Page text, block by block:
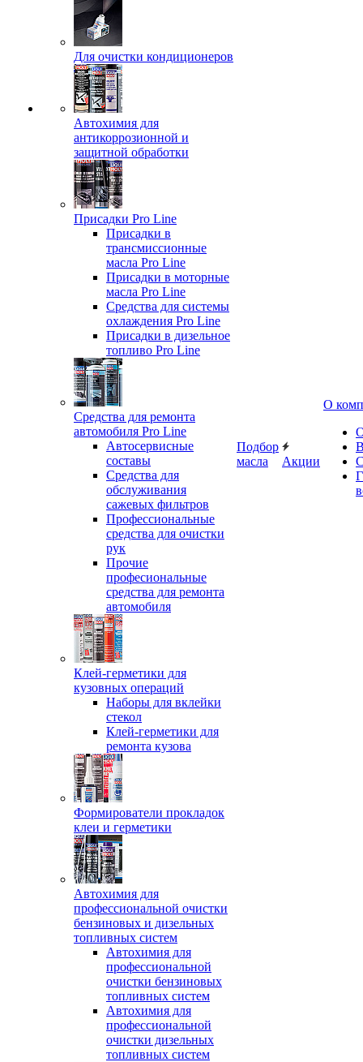
Для очистки кондиционеров
Автохимия для
антикоррозионной и
защитной обработки
Присадки Pro Line
Присадки в
трансмиссионные
масла Pro Line
Присадки в моторные
масла Pro Line
Средства для системы
охлаждения Pro Line
Присадки в дизельное
топливо Pro Line
Средства для ремонта
автомобиля Pro Line
Автосервисные
составы
Средства для
обслуживания
сажевых фильтров
Профессиональные
средства для очистки
рук
Прочие
професиональные
средства для ремонта
автомобиля
Клей-герметики для
кузовных операций
Наборы для вклейки
стекол
Клей-герметики для
ремонта кузова
Формирователи прокладок
клеи и герметики
Автохимия для
профессиональной очистки
бензиновых и дизельных
топливных систем
Автохимия для
профессиональной
очистки бензиновых
топливных систем
Автохимия для
профессиональной
очистки дизельных
топливных систем
Подбор
масла
Акции
О